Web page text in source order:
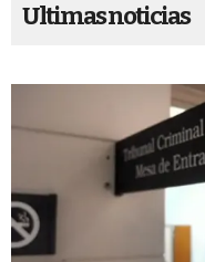
Ultimas noticias